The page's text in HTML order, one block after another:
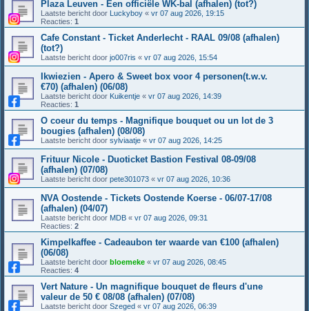
Plaza Leuven - Een officiële WK-bal (afhalen) (tot?)
Laatste bericht door Luckyboy « vr 07 aug 2026, 19:15
Reacties: 1
Cafe Constant - Ticket Anderlecht - RAAL 09/08 (afhalen)
(tot?)
Laatste bericht door jo007ris « vr 07 aug 2026, 15:54
Ikwiezien - Apero & Sweet box voor 4 personen(t.w.v.
€70) (afhalen) (06/08)
Laatste bericht door Kuikentje « vr 07 aug 2026, 14:39
Reacties: 1
O coeur du temps - Magnifique bouquet ou un lot de 3
bougies (afhalen) (08/08)
Laatste bericht door sylviaatje « vr 07 aug 2026, 14:25
Frituur Nicole - Duoticket Bastion Festival 08-09/08
(afhalen) (07/08)
Laatste bericht door pete301073 « vr 07 aug 2026, 10:36
NVA Oostende - Tickets Oostende Koerse - 06/07-17/08
(afhalen) (04/07)
Laatste bericht door MDB « vr 07 aug 2026, 09:31
Reacties: 2
Kimpelkaffee - Cadeaubon ter waarde van €100 (afhalen)
(06/08)
Laatste bericht door bloemeke « vr 07 aug 2026, 08:45
Reacties: 4
Vert Nature - Un magnifique bouquet de fleurs d'une
valeur de 50 € 08/08 (afhalen) (07/08)
Laatste bericht door Szeged « vr 07 aug 2026, 06:39